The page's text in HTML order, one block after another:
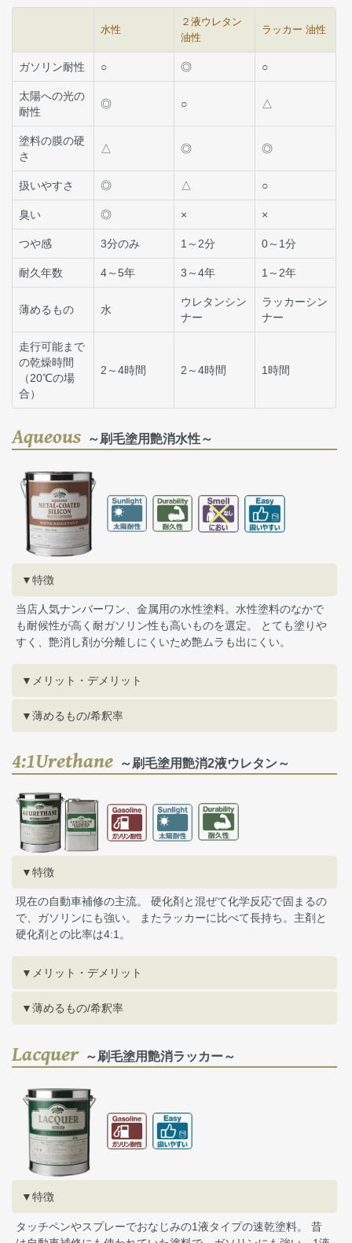
水性
２液ウレタン
油性
ラッカー 油性
ガソリン耐性 ○ ◎ ○
太陽への光の
耐性
◎ ○ △
塗料の膜の硬
さ
△ ◎ ◎
扱いやすさ ◎ △ ○
臭い ◎ × ×
つや感 3分のみ 1～2分 0～1分
耐久年数 4～5年 3～4年 1～2年
薄めるもの 水
ウレタンシン
ナー
ラッカーシン
ナー
走行可能まで
の乾燥時間
（20℃の場
合）
2～4時間 2～4時間 1時間
Aqueous ～刷毛塗用艶消水性～
▼特徴
当店人気ナンバーワン、金属用の水性塗料。水性塗料のなかで
も耐候性が高く耐ガソリン性も高いものを選定。 とても塗りや
すく、艶消し剤が分離しにくいため艶ムラも出にくい。
▼メリット・デメリット
▼薄めるもの/希釈率
4:1Urethane ～刷毛塗用艶消2液ウレタン～
▼特徴
現在の自動車補修の主流。 硬化剤と混ぜて化学反応で固まるの
で、ガソリンにも強い。 またラッカーに比べて長持ち。主剤と
硬化剤との比率は4:1。
▼メリット・デメリット
▼薄めるもの/希釈率
Lacquer～刷毛塗用艶消ラッカー～
▼特徴
タッチペンやスプレーでおなじみの1液タイプの速乾塗料。 昔